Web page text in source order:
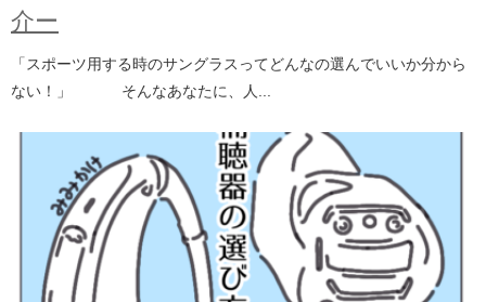
介ー
「スポーツ用する時のサングラスってどんなの選んでいいか分から
ない！」 そんなあなたに、人...